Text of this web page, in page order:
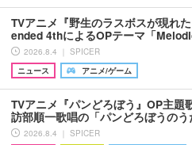
TVアニメ『野生のラスボスが現れ
ended 4thによるOPテーマ「
2026.8.4 ｜ SPICER
ニュース
アニメ/ゲーム
TVアニメ『パンどろぼう』OP主題
訪部順一歌唱の「パンどろぼうの
2026.8.4 ｜ SPICER